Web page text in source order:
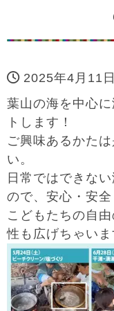
2025年4月11日
葉山の海を中心
トします！
ご興味あるかた
い。
日常ではできな
ので、安心・安全
こどもたちの自
性も広げちゃいま